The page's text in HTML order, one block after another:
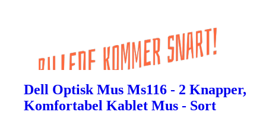
Dell Optisk Mus Ms116 - 2 Knapper,
Komfortabel Kablet Mus - Sort